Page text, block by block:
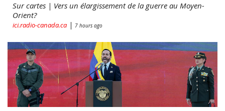
Sur cartes | Vers un élargissement de la guerre au Moyen-
Orient?
ici.radio-canada.ca | 7 hours ago